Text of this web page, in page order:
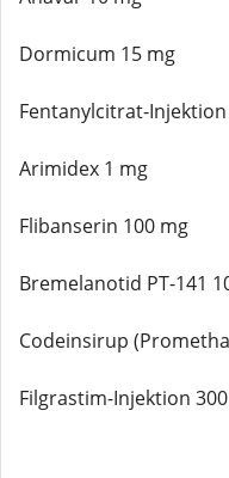
Dormicum 15 mg
Fentanylcitrat-
Arimidex 1 mg
Flibanserin 100 mg
Bremelanotid PT-141
Codeinsirup
Filgrastim-Injektion